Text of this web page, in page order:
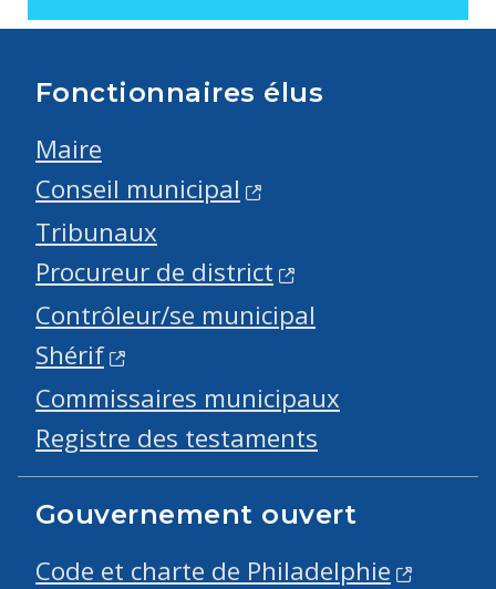
Fonctionnaires élus
Maire
Conseil municipal
Tribunaux
Procureur de district
Contrôleur/se municipal
Shérif
Commissaires municipaux
Registre des testaments
Gouvernement ouvert
Code et charte de Philadelphie